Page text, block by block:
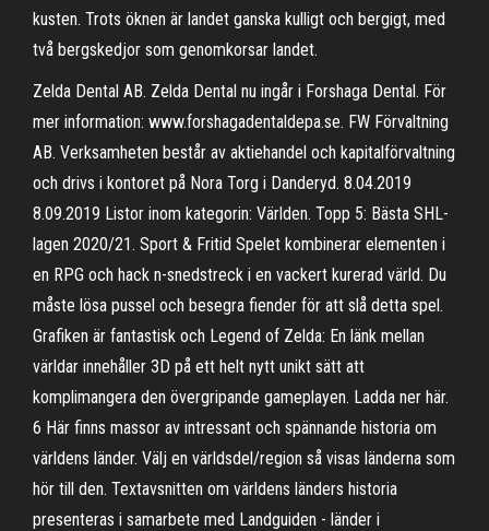
kusten. Trots öknen är landet ganska kulligt och bergigt, med
två bergskedjor som genomkorsar landet.
Zelda Dental AB. Zelda Dental nu ingår i Forshaga Dental. För
mer information: www.forshagadentaldepa.se. FW Förvaltning
AB. Verksamheten består av aktiehandel och kapitalförvaltning
och drivs i kontoret på Nora Torg i Danderyd. 8.04.2019
8.09.2019 Listor inom kategorin: Världen. Topp 5: Bästa SHL-
lagen 2020/21. Sport & Fritid Spelet kombinerar elementen i
en RPG och hack n-snedstreck i en vackert kurerad värld. Du
måste lösa pussel och besegra fiender för att slå detta spel.
Grafiken är fantastisk och Legend of Zelda: En länk mellan
världar innehåller 3D på ett helt nytt unikt sätt att
komplimangera den övergripande gameplayen. Ladda ner här.
6 Här finns massor av intressant och spännande historia om
världens länder. Välj en världsdel/region så visas länderna som
hör till den. Textavsnitten om världens länders historia
presenteras i samarbete med Landguiden - länder i